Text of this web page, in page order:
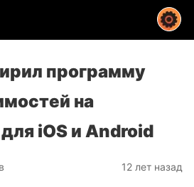
программу
на
iOS и Android
12 лет назад